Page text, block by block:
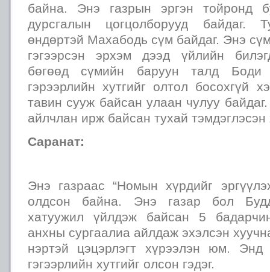
байна. Энэ газрын эргэн тойронд
дурсгалын цогцолборууд байдаг.
өндөртэй Махабодь сүм байдаг. Энэ
гэгээрсэн эрхэм дээд үйлийн
бөгөөд сүмийн баруун талд
гэрээрлийн хутгийг олтол босохгүй
тавин сууж байсан улаан чулуу
айлчлан ирж байсан тухай
Саранат:
Энэ газраас “Номын хүрдийг
олдсон байна. Энэ газар бол
хатуужил үйлдэж байсан 5
анхны сургаалиа айлдаж эхэлсэн
нэртэй цэцэрлэгт хүрээлэн юм. Энд
гэгээрлийн хутгийг олсон гэдэг.